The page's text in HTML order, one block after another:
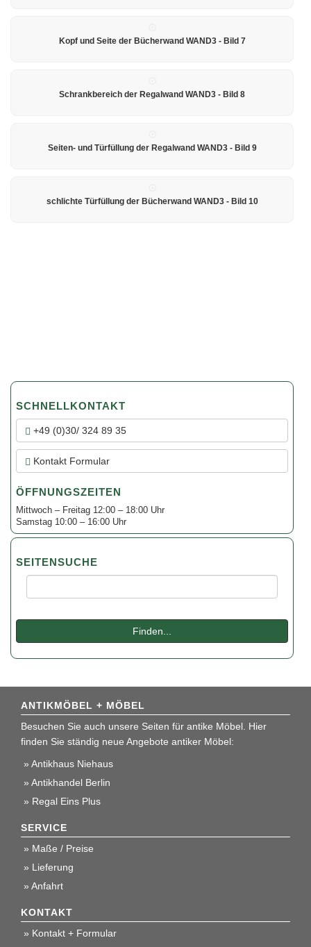
Kopf und Seite der Bücherwand WAND3 - Bild 7
Schrankbereich der Regalwand WAND3 - Bild 8
Seiten- und Türfüllung der Regalwand WAND3 - Bild 9
schlichte Türfüllung der Bücherwand WAND3 - Bild 10
SCHNELLKONTAKT
+49 (0)30/ 324 89 35
Kontakt Formular
ÖFFNUNGSZEITEN
Mittwoch – Freitag 12:00 – 18:00 Uhr
Samstag 10:00 – 16:00 Uhr
SEITENSUCHE
Suche:
Finden...
ANTIKMÖBEL + MÖBEL
Besuchen Sie auch unsere Seiten für antike Möbel. Hier
finden Sie ständig neue Angebote antiker Möbel:
Antikhaus Niehaus
Antikhandel Berlin
Regal Eins Plus
SERVICE
Maße / Preise
Lieferung
Anfahrt
KONTAKT
Kontakt + Formular